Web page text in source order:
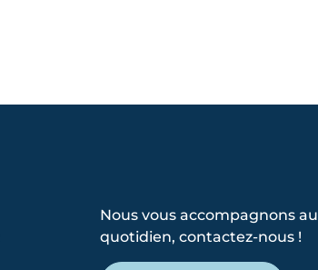
Nous vous accompagnons au
quotidien, contactez-nous !